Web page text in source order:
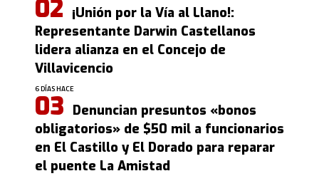
¡Unión por la Vía al Llano!:
Representante Darwin Castellanos
lidera alianza en el Concejo de
Villavicencio
6 DÍAS HACE
Denuncian presuntos «bonos
obligatorios» de $50 mil a funcionarios
en El Castillo y El Dorado para reparar
el puente La Amistad